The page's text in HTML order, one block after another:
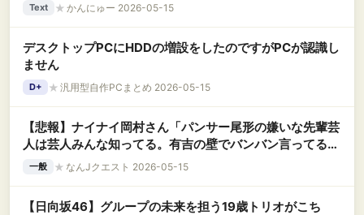
Text ★ かんにゅー 2026-05-15
デスクトップPCにHDDの増設をしたのですがPCが認識し
ません
D+ ★ 汎用型自作PCまとめ 2026-05-15
【悲報】ナイナイ岡村さん「パンサー尾形の嫌いな先輩芸
人は芸人みんな知ってる。有吉の壁でバンバン言ってる」
ｗｗｗｗｗｗｗｗｗｗ
一般 ★ なんJクエスト 2026-05-15
【日向坂46】グループの未来を担う19歳トリオがこち